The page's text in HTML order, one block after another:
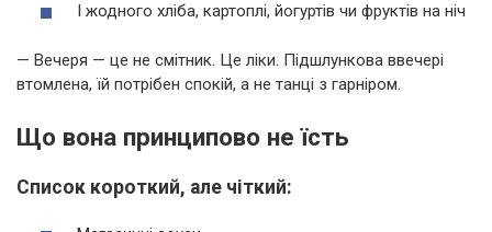
І жодного хліба, картоплі, йогуртів чи фруктів на ніч
— Вечеря — це не смітник. Це ліки. Підшлункова ввечері
втомлена, їй потрібен спокій, а не танці з гарніром.
Що вона принципово не їсть
Список короткий, але чіткий: